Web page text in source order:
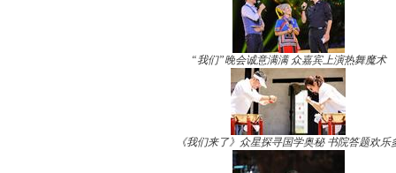
“我们”晚会诚意满满 众嘉宾上演热舞魔术
《我们来了》众星探寻国学奥秘 书院答题欢乐